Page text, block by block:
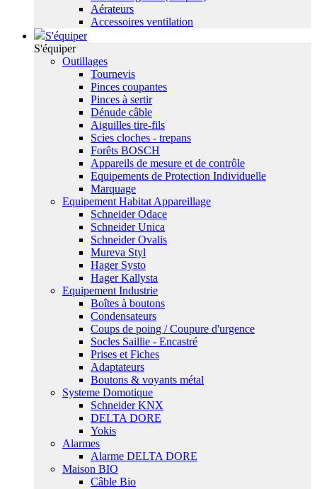
Aérateurs
Accessoires ventilation
S'équiper
S'équiper
Outillages
Tournevis
Pinces coupantes
Pinces à sertir
Dénude câble
Aiguilles tire-fils
Scies cloches - trepans
Forêts BOSCH
Appareils de mesure et de contrôle
Equipements de Protection Individuelle
Marquage
Equipement Habitat Appareillage
Schneider Odace
Schneider Unica
Schneider Ovalis
Mureva Styl
Hager Systo
Hager Kallysta
Equipement Industrie
Boîtes à boutons
Condensateurs
Coups de poing / Coupure d'urgence
Socles Saillie - Encastré
Prises et Fiches
Adaptateurs
Boutons & voyants métal
Systeme Domotique
Schneider KNX
DELTA DORE
Yokis
Alarmes
Alarme DELTA DORE
Maison BIO
Câble Bio